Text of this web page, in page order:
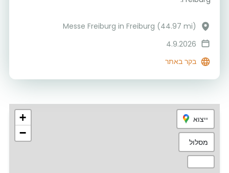
Messe Freiburg in Freiburg (44.97 mi)
4.9.2026
בקר באתר
+
−
ייצוא
מסלול